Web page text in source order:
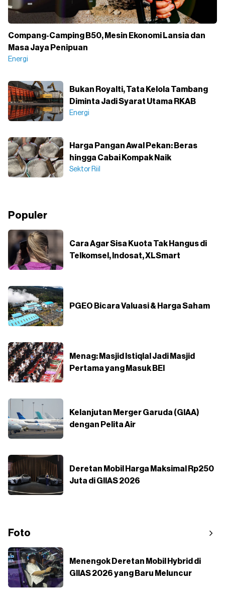
Compang-Camping B50, Mesin Ekonomi Lansia dan
Masa Jaya Penipuan
Energi
Bukan Royalti, Tata Kelola Tambang
Diminta Jadi Syarat Utama RKAB
Energi
Harga Pangan Awal Pekan: Beras
hingga Cabai Kompak Naik
Sektor Riil
Populer
Cara Agar Sisa Kuota Tak Hangus di
Telkomsel, Indosat, XLSmart
PGEO Bicara Valuasi & Harga Saham
Menag: Masjid Istiqlal Jadi Masjid
Pertama yang Masuk BEI
Kelanjutan Merger Garuda (GIAA)
dengan Pelita Air
Deretan Mobil Harga Maksimal Rp250
Juta di GIIAS 2026
Foto
Menengok Deretan Mobil Hybrid di
GIIAS 2026 yang Baru Meluncur